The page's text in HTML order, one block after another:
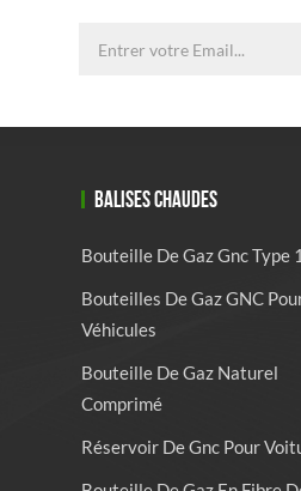
BALISES CHAUDES
Bouteille De Gaz Gnc Type 1
Bouteilles De Gaz GNC
Véhicules
Bouteille De Gaz Naturel
Comprimé
Réservoir De Gnc Pour